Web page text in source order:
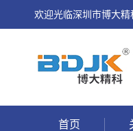
欢迎光临深圳市博大精
首页